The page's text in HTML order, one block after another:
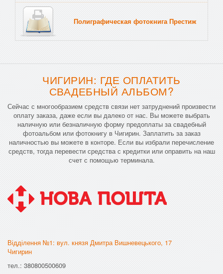
Полиграфическая фотокнига Престиж
ЧИГИРИН: ГДЕ ОПЛАТИТЬ
СВАДЕБНЫЙ АЛЬБОМ?
Сейчас с многообразием средств связи нет затруднений произвести
оплату заказа, даже если вы далеко от нас. Вы можете выбрать
наличную или безналичную форму предоплаты за свадебный
фотоальбом или фотокнигу в Чигирин. Заплатить за заказ
наличностью вы можете в конторе. Если вы избрали перечисление
средств, тогда перевести средства с кредитки или оправить на наш
счет с помощью терминала.
Відділення №1: вул. князя Дмитра Вишневецького, 17
Чигирин
тел.: 380800500609